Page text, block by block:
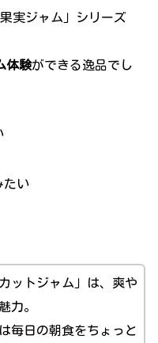
実ジャム」シリーズ
体験ができる逸品でし
たい
ットジャム」は、爽や
力。
毎日の朝食をちょっと